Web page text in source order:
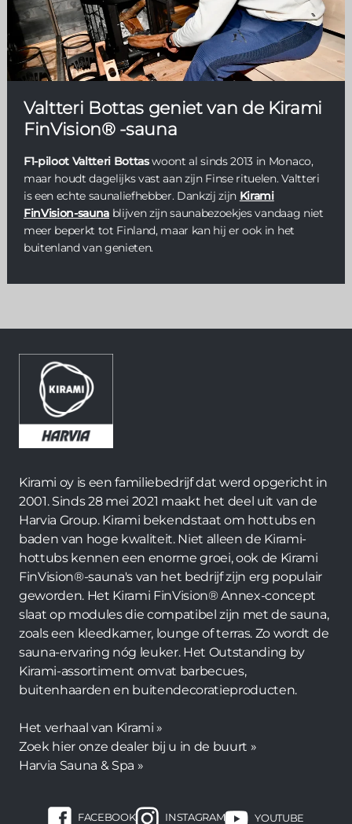
Valtteri Bottas geniet van de Kirami
FinVision® -sauna
F1-piloot Valtteri Bottaswoont al sinds 2013 in Monaco,
maar houdt dagelijks vast aan zijn Finse rituelen. Valtteri
is een echte saunaliefhebber. Dankzij zijn Kirami
FinVision-sauna blijven zijn saunabezoekjes vandaag niet
meer beperkt tot Finland, maar kan hij er ook in het
buitenland van genieten.
Kirami oy is een familiebedrijf dat werd opgericht in
2001. Sinds 28 mei 2021 maakt het deel uit van de
Harvia Group. Kirami bekendstaat om hottubs en
baden van hoge kwaliteit. Niet alleen de Kirami-
hottubs kennen een enorme groei, ook de Kirami
FinVision®-sauna's van het bedrijf zijn erg populair
geworden. Het Kirami FinVision® Annex-concept
slaat op modules die compatibel zijn met de sauna,
zoals een kleedkamer, lounge of terras. Zo wordt de
sauna-ervaring nóg leuker. Het Outstanding by
Kirami-assortiment omvat barbecues,
buitenhaarden en buitendecoratieproducten.
Het verhaal van Kirami »
Zoek hier onze dealer bij u in de buurt »
Harvia Sauna & Spa »
FACEBOOK INSTAGRAM YOUTUBE